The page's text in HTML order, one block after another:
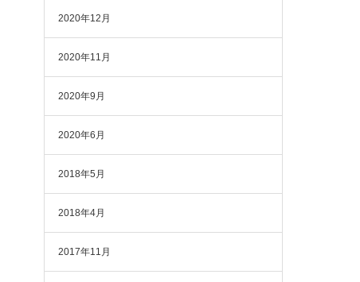
2020年12月
2020年11月
2020年9月
2020年6月
2018年5月
2018年4月
2017年11月